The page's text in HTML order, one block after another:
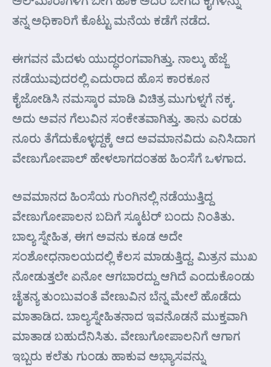
ತನ್ನ ಅಧಿಕಾರಿಗೆ ಕೊಟ್ಟು ಮನೆಯ ಕಡೆಗೆ ನಡೆದ.
ಈಗವನ ಮೆದಳು ಯುದ್ಧರಂಗವಾಗಿತ್ತು. ನಾಲ್ಕು ಹೆಜ್ಜೆ
ನಡೆಯುವುದರಲ್ಲಿ ಎದುರಾದ ಹೊಸ ಕಾರಕೂನ
ಕೈಜೋಡಿಸಿ ನಮಸ್ಕಾರ ಮಾಡಿ ವಿಚಿತ್ರ ಮುಗುಳ್ನಗೆ ನಕ್ಕ.
ಅದು ಅವನ ಗೆಲುವಿನ ಸಂಕೇತವಾಗಿತ್ತು. ತಾನು ಎರಡು
ನೂರು ತೆಗೆದುಕೊಳ್ಳದ್ದಕ್ಕೆ ಆದ ಅವಮಾನವಿದು ಎನಿಸಿದಾಗ
ವೇಣುಗೋಪಾಲ್ ಹೇಳಲಾಗದಂತಹ ಹಿಂಸೆಗೆ ಒಳಗಾದ.
ಅವಮಾನದ ಹಿಂಸೆಯ ಗುಂಗಿನಲ್ಲಿ ನಡೆಯುತ್ತಿದ್ದ
ವೇಣುಗೋಪಾಲನ ಬದಿಗೆ ಸ್ಕೂಟರ್ ಬಂದು ನಿಂತಿತು.
ಬಾಲ್ಯ ಸ್ನೇಹಿತ, ಈಗ ಅವನು ಕೂಡ ಅದೇ
ಸಂಶೋಧನಾಲಯದಲ್ಲಿ ಕೆಲಸ ಮಾಡುತ್ತಿದ್ದ. ಮಿತ್ರನ ಮುಖ
ನೋಡುತ್ತಲೇ ಏನೋ ಆಗಬಾರದ್ದು ಆಗಿದೆ ಎಂದುಕೊಂಡು
ಚೈತನ್ಯ ತುಂಬುವಂತೆ ವೇಣುವಿನ ಬೆನ್ನ ಮೇಲೆ ಹೊಡೆದು
ಮಾತಾಡಿದ. ಬಾಲ್ಯಸ್ನೇಹಿತನಾದ ಇವನೊಡನೆ ಮುಕ್ತವಾಗಿ
ಮಾತಾಡ ಬಹುದೆನಿಸಿತು. ವೇಣುಗೋಪಾಲನಿಗೆ ಆಗಾಗ
ಇಬ್ಬರು ಕಲೆತು ಗುಂಡು ಹಾಕುವ ಅಭ್ಯಾಸವನ್ನು